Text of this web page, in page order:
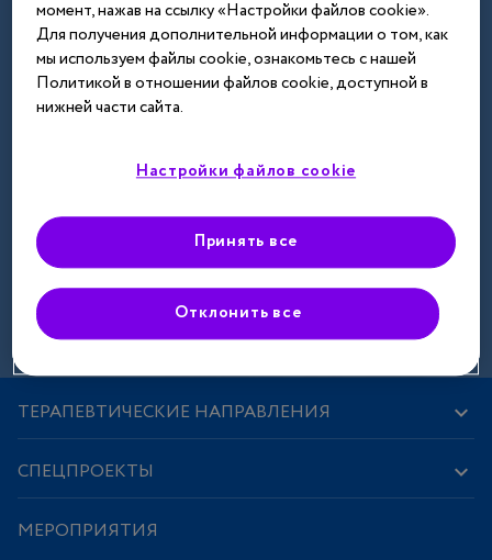
Далее
Зарегистрироваться
ТЕРАПЕВТИЧЕСКИЕ НАПРАВЛЕНИЯ
СПЕЦПРОЕКТЫ
МЕРОПРИЯТИЯ
момент, нажав на ссылку «Настройки файлов cookie».
Для получения дополнительной информации о том, как
мы используем файлы cookie, ознакомьтесь с нашей
Политикой в отношении файлов cookie, доступной в
нижней части сайта.
Настройки файлов cookie
Отклонить все
Принять все